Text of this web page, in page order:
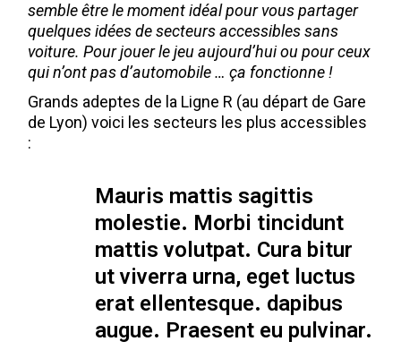
semble être le moment idéal pour vous partager
quelques idées de secteurs accessibles sans
voiture. Pour jouer le jeu aujourd’hui ou pour ceux
qui n’ont pas d’automobile … ça fonctionne !
Grands adeptes de la Ligne R (au départ de Gare
de Lyon) voici les secteurs les plus accessibles
:
Mauris mattis sagittis
molestie. Morbi tincidunt
mattis volutpat. Cura bitur
ut viverra urna, eget luctus
erat ellentesque. dapibus
augue. Praesent eu pulvinar.